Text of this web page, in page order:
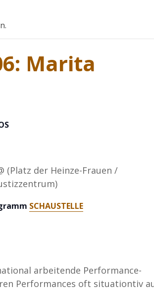
Marita
(Platz der Heinze-Frauen /
SCHAUSTELLE
arbeitende Performance-
Performances oft situationtiv